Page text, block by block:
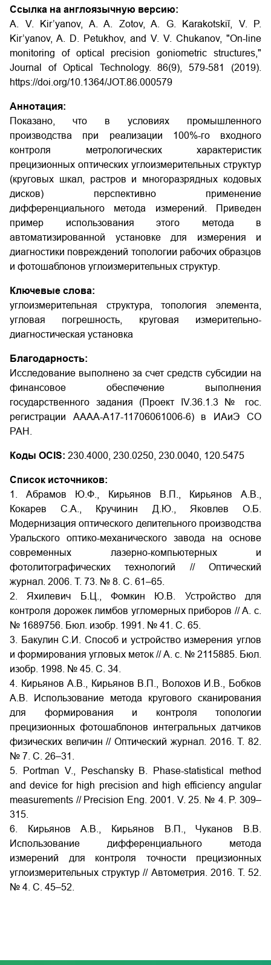
Ссылка на англоязычную версию:
A. V. Kir’yanov, A. A. Zotov, A. G. Karakotskiĭ, V. P.
Kir’yanov, A. D. Petukhov, and V. V. Chukanov, "On-line
monitoring of optical precision goniometric structures,"
Journal of Optical Technology. 86(9), 579-581 (2019).
https://doi.org/10.1364/JOT.86.000579
Аннотация:
Показано, что в условиях промышленного
производства при реализации 100%-го входного
контроля метрологических характеристик
прецизионных оптических углоизмерительных структур
(круговых шкал, растров и многоразрядных кодовых
дисков) перспективно применение
дифференциального метода измерений. Приведен
пример использования этого метода в
автоматизированной установке для измерения и
диагностики повреждений топологии рабочих образцов
и фотошаблонов углоизмерительных структур.
Ключевые слова:
углоизмерительная структура, топология элемента,
угловая погрешность, круговая измерительно-
диагностическая установка
Благодарность:
Исследование выполнено за счет средств субсидии на
финансовое обеспечение выполнения
государственного задания (Проект IV.36.1.3 № гос.
регистрации АААА-А17-11706061006-6) в ИАиЭ СО
РАН.
Коды OCIS: 230.4000, 230.0250, 230.0040, 120.5475
Список источников:
1. Абрамов Ю.Ф., Кирьянов В.П., Кирьянов А.В.,
Кокарев С.А., Кручинин Д.Ю., Яковлев О.Б.
Модернизация оптического делительного производства
Уральского оптико-механического завода на основе
современных лазерно-компьютерных и
фотолитографических технологий // Оптический
журнал. 2006. Т. 73. № 8. C. 61–65.
2. Яхилевич Б.Ц., Фомкин Ю.В. Устройство для
контроля дорожек лимбов угломерных приборов // А. с.
№ 1689756. Бюл. изобр. 1991. № 41. С. 65.
3. Бакулин С.И. Способ и устройство измерения углов
и формирования угловых меток // А. с. № 2115885. Бюл.
изобр. 1998. № 45. С. 34.
4. Кирьянов А.В., Кирьянов В.П., Волохов И.В., Бобков
А.В. Использование метода кругового сканирования
для формирования и контроля топологии
прецизионных фотошаблонов интегральных датчиков
физических величин // Оптический журнал. 2016. Т. 82.
№ 7. С. 26–31.
5. Portman V., Peschansky B. Phase-statistical method
and device for high precision and high efficiency angular
measurements // Precision Eng. 2001. V. 25. № 4. P. 309–
315.
6. Кирьянов А.В., Кирьянов В.П., Чуканов В.В.
Использование дифференциального метода
измерений для контроля точности прецизионных
углоизмерительных структур // Автометрия. 2016. Т. 52.
№ 4. С. 45–52.